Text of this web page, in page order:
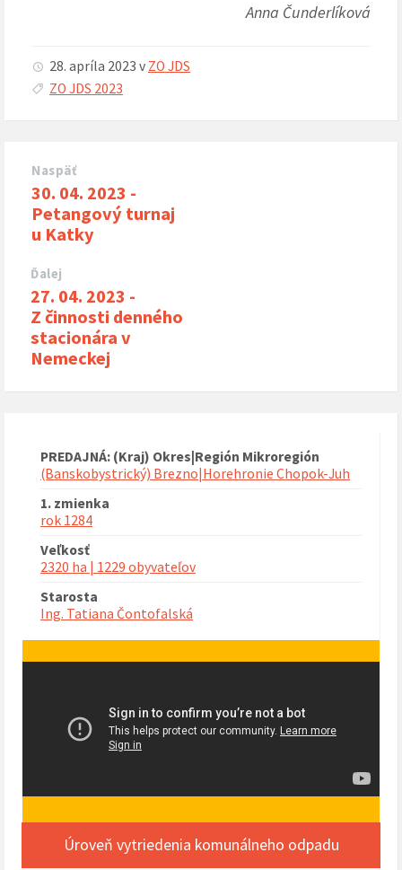
Anna Čunderlíková
28. apríla 2023 v ZO JDS
ZO JDS 2023
Naspäť
30. 04. 2023 -
Petangový turnaj
u Katky
Ďalej
27. 04. 2023 -
Z činnosti denného
stacionára v
Nemeckej
PREDAJNÁ: (Kraj) Okres|Región Mikroregión
(Banskobystrický) Brezno|Horehronie Chopok-Juh
1. zmienka
rok 1284
Veľkosť
2320 ha | 1229 obyvateľov
Starosta
Ing. Tatiana Čontofalská
Úroveň vytriedenia komunálneho odpadu